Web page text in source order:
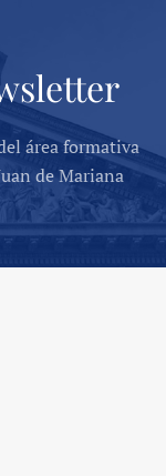
área formativa
de Mariana